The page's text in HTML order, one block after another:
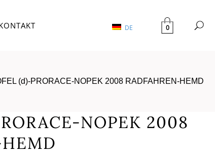
DE 0
(d)-PRORACE-NOPEK 2008 RADFAHREN-HEMD
NOPEK 2008